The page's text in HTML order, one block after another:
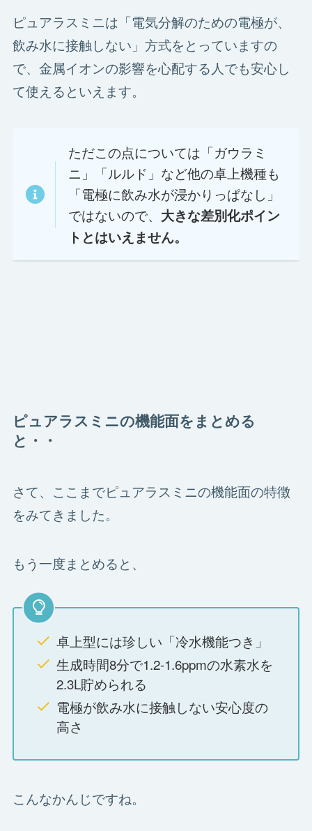
ピュアラスミニは「電気分解のための電極が、
飲み水に接触しない」方式をとっていますの
で、金属イオンの影響を心配する人でも安心し
て使えるといえます。
ただこの点については「ガウラミ
ニ」「ルルド」など他の卓上機種も
「電極に飲み水が浸かりっぱなし」
ではないので、 大きな差別化ポイン
トとはいえません。
ピュアラスミニの機能面をまとめる
と・・
さて、ここまでピュアラスミニの機能面の特徴
をみてきました。
もう一度まとめると、
卓上型には珍しい「冷水機能つき」
生成時間8分で1.2-1.6ppmの水素水を
2.3L貯められる
電極が飲み水に接触しない安心度の
高さ
こんなかんじですね。